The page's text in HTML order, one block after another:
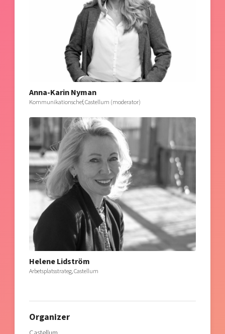
Anna-Karin Nyman
Kommunikationschef, Castellum (moderator)
Helene Lidström
Arbetsplatsstrateg, Castellum
Organizer